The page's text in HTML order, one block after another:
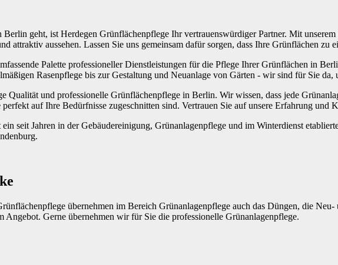
geht, ist Herdegen Grünflächenpflege Ihr vertrauenswürdiger Partner. Mit
attraktiv aussehen. Lassen Sie uns gemeinsam dafür sorgen, dass Ihre Grünflächen
Palette professioneller Dienstleistungen für die Pflege Ihrer Grünflächen in
Rasenpflege bis zur Gestaltung und Neuanlage von Gärten - wir sind für Sie
Qualität und professionelle Grünflächenpflege in Berlin. Wir wissen, dass jede
auf Ihre Bedürfnisse zugeschnitten sind. Vertrauen Sie auf unsere Erfahrung und
seit Jahren in der Gebäudereinigung, Grünanlagenpflege und im Winterdienst
übernehmen im Bereich Grünanlagenpflege auch das Düngen, die
Angebot. Gerne übernehmen wir für Sie die professionelle Grünanlagenpflege.